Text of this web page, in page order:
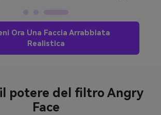
Ora Una Faccia Arrabbiata
Realistica
potere del filtro Angry
Face